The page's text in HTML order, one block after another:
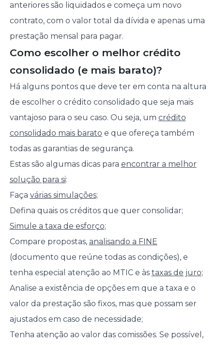
anteriores são liquidados e começa um novo
contrato, com o valor total da dívida e apenas uma
prestação mensal para pagar.
Como escolher o melhor crédito
consolidado (e mais barato)?
Há alguns pontos que deve ter em conta na altura
de escolher o crédito consolidado que seja mais
vantajoso para o seu caso. Ou seja, um crédito
consolidado mais barato e que ofereça também
todas as garantias de segurança.
Estas são algumas dicas para encontrar a melhor
solução para si:
Faça várias simulações;
Defina quais os créditos que quer consolidar;
Simule a taxa de esforço;
Compare propostas, analisando a FINE
(documento que reúne todas as condições), e
tenha especial atenção ao MTIC e às taxas de juro;
Analise a existência de opções em que a taxa e o
valor da prestação são fixos, mas que possam ser
ajustados em caso de necessidade;
Tenha atenção ao valor das comissões. Se possível,